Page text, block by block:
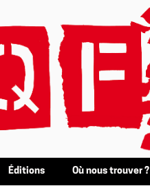
Éditions Où nous trouver ?